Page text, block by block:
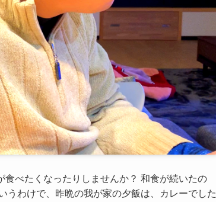
べたくなったりしませんか？ 和食が続いたの
うわけで、昨晩の我が家の夕飯は、カレーでした